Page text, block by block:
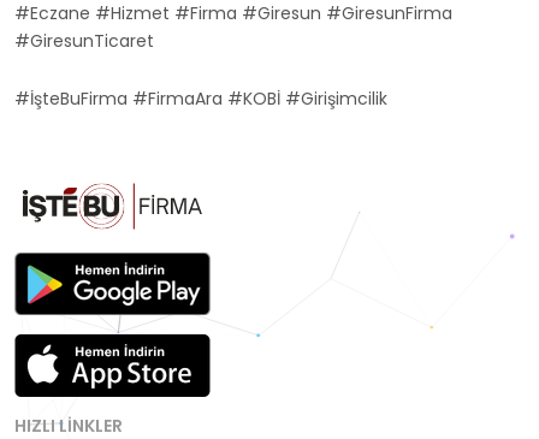
#Eczane #Hizmet #Firma #Giresun #GiresunFirma
#GiresunTicaret
#İşteBuFirma #FirmaAra #KOBİ #Girişimcilik
HIZLI LINKLER